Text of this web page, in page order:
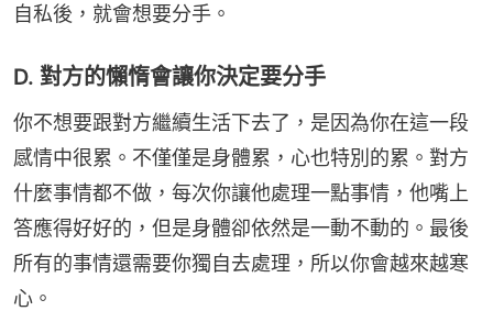
自私後，就會想要分手。
D. 對方的懶惰會讓你決定要分手
你不想要跟對方繼續生活下去了，是因為你在這一段
感情中很累。不僅僅是身體累，心也特別的累。對方
什麼事情都不做，每次你讓他處理一點事情，他嘴上
答應得好好的，但是身體卻依然是一動不動的。最後
所有的事情還需要你獨自去處理，所以你會越來越寒
心。